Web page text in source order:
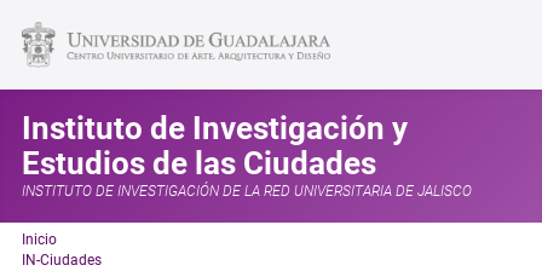
Instituto de Investigación y
Estudios de las Ciudades
INSTITUTO DE INVESTIGACIÓN DE LA RED UNIVERSITARIA DE JALISCO
Inicio
IN-Ciudades